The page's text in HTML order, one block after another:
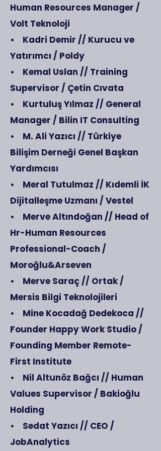
Human Resources Manager /
Volt Teknoloji
• Kadri Demir // Kurucu ve
Yatırımcı / Poldy
• Kemal Uslan // Training
Supervisor / Çetin Cıvata
• Kurtuluş Yılmaz // General
Manager / Bilin IT Consulting
• M. Ali Yazıcı // Türkiye
Bilişim Derneği Genel Başkan
Yardımcısı
• Meral Tutulmaz // Kıdemli İK
Dijitalleşme Uzmanı / Vestel
• Merve Altındoğan // Head of
Hr-Human Resources
Professional-Coach /
Moroğlu&Arseven
• Merve Saraç // Ortak /
Mersis Bilgi Teknolojileri
• Mine Kocadağ Dedekoca //
Founder Happy Work Studio /
Founding Member Remote-
First Institute
• Nil Altunöz Bağcı // Human
Values Supervisor / Bakioğlu
Holding
• Sedat Yazıcı // CEO /
JobAnalytics